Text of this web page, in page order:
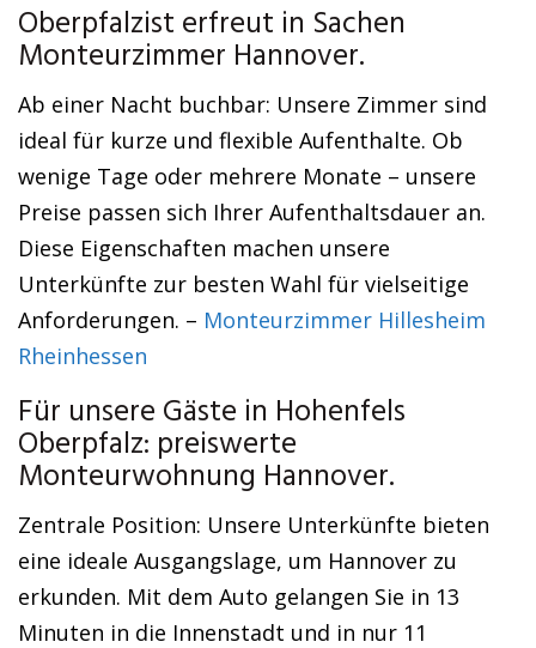
Oberpfalzist erfreut in Sachen
Monteurzimmer Hannover.
Ab einer Nacht buchbar: Unsere Zimmer sind
ideal für kurze und flexible Aufenthalte. Ob
wenige Tage oder mehrere Monate – unsere
Preise passen sich Ihrer Aufenthaltsdauer an.
Diese Eigenschaften machen unsere
Unterkünfte zur besten Wahl für vielseitige
Anforderungen. – Monteurzimmer Hillesheim
Rheinhessen
Für unsere Gäste in Hohenfels
Oberpfalz: preiswerte
Monteurwohnung Hannover.
Zentrale Position: Unsere Unterkünfte bieten
eine ideale Ausgangslage, um Hannover zu
erkunden. Mit dem Auto gelangen Sie in 13
Minuten in die Innenstadt und in nur 11